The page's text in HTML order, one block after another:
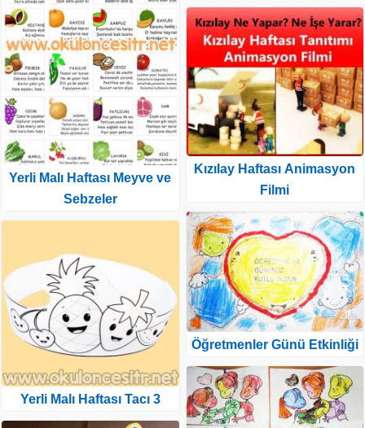
Yerli Malı Haftası Meyve ve
Sebzeler
Yerli Malı Haftası Tacı 3
Kızılay Haftası Animasyon
Filmi
Öğretmenler Günü Etkinliği